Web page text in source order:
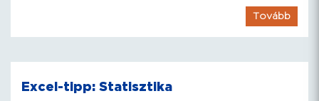
Tovább
Excel-tipp: Statisztika